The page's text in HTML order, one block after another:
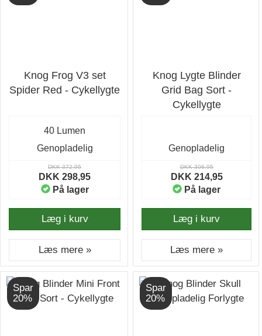
Knog Frog V3 set
Spider Red - Cykellygte
40 Lumen
Genopladelig
DKK 372,95
DKK 298,95
På lager
Læg i kurv
Læs mere »
Knog Lygte Blinder
Grid Bag Sort -
Cykellygte
Genopladelig
DKK 306,95
DKK 214,95
På lager
Læg i kurv
Læs mere »
Spar
20%
Spar
20%